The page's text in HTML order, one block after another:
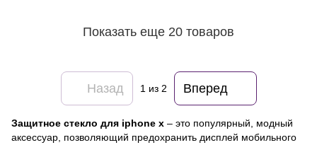
Показать еще 20 товаров
Назад 1 из 2 Вперед
Защитное стекло для iphone x – это популярный, модный
аксессуар, позволяющий предохранить дисплей мобильного